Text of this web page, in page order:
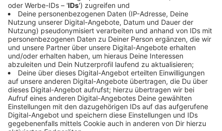
Experte erwartet spannende Landtagswahlen
Anzeige
Der Terroranschlag von Solingen könnte eine Rolle bei
den Wahlen spielen. Möglicherweise profitiere die AfD,
schätzt Schubert. Bei einer Wahlkampfveranstaltung
in Thüringen ist die BSW-Vorsitzende Sahra
Wagenknecht mit roter Farbe angegriffen worden.
Wagenknecht wurde am Arm getroffen, aber nicht
verletzt. Beamte überwältigten den mutmaßlichen